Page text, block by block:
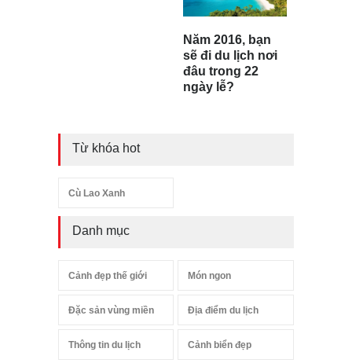
Năm 2016, bạn
sẽ đi du lịch nơi
đâu trong 22
ngày lễ?
Từ khóa hot
Cù Lao Xanh
Danh mục
Cảnh đẹp thế giới Món ngon
Đặc sản vùng miền Địa điểm du lịch
Thông tin du lịch Cảnh biển đẹp